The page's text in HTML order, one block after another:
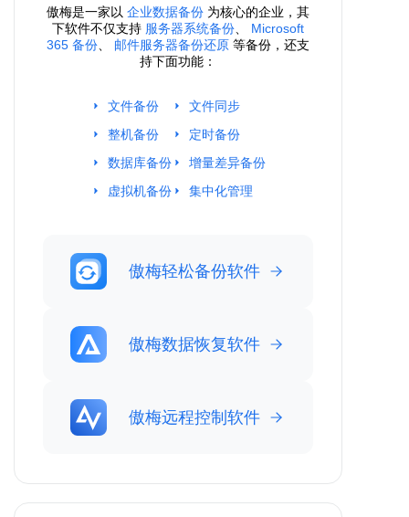
傲梅是一家以 企业数据备份 为核心的企业，其
下软件不仅支持 服务器系统备份
Microsoft
365 备份
邮件服务器备份还原 等备份，还支
持下面功能：
文件备份
整机备份
数据库备份
虚拟机备份
文件同步
定时备份
增量差异备份
集中化管理
傲梅轻松备份软件
傲梅数据恢复软件
傲梅远程控制软件